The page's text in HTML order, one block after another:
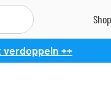
verdoppeln ++